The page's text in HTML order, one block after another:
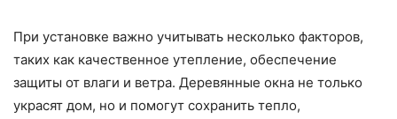
При установке важно учитывать несколько факторов,
таких как качественное утепление, обеспечение
защиты от влаги и ветра. Деревянные окна не только
украсят дом, но и помогут сохранить тепло,